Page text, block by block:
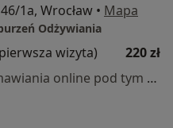
1a, Wrocław • Mapa
Odżywiania
wizyta)
220 zł
Specjalista nie oferuje umawiania online pod tym adresem.